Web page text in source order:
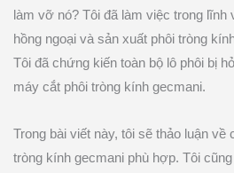
làm vỡ nó? Tôi đã làm việc trong lĩnh
hồng ngoại và sản xuất phôi tròng
Tôi đã chứng kiến ​​toàn bộ lô phôi bị
máy cắt phôi tròng kính gecmani.
Trong bài viết này, tôi sẽ thảo luận về
tròng kính gecmani phù hợp. Tôi